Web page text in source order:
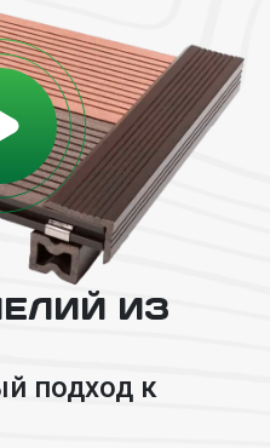
ИЗ
подход к